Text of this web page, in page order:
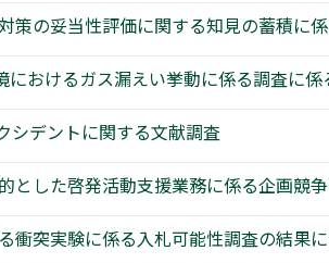
策の妥当性評価に関する知見の蓄積に
おけるガス漏えい挙動に係る調査に
シデントに関する文献調査
とした啓発活動支援業務に係る企画競
衝突実験に係る入札可能性調査の結果